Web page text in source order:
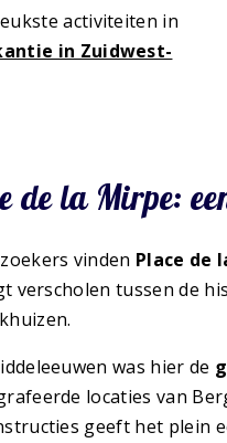
activiteiten in
in Zuidwest-
de la Mirpe:
vinden Place de
verscholen tussen de
was hier de
locaties van
geeft het plein